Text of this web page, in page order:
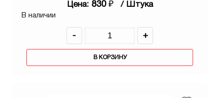
Цена: 830 ₽ / Штука
В наличии
- +
В КОРЗИНУ